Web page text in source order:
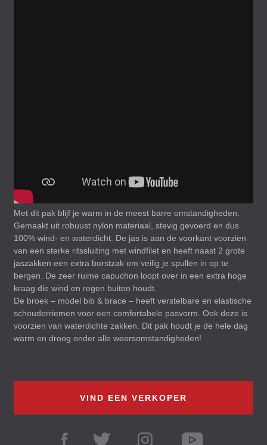
Met dit pak blijf je warm in de meest barre omstandigheden.
Gemaakt uit robuust nylon materiaal, stevig gevoerd en dus
100% wind- en waterdicht. De jas is aan de voorkant voorzien
van een sterke ritssluiting met windfilet en heeft naast 2 grote
jaszakken een extra borstzak om veilig je spullen in op te
bergen. De zeer ruime capuchon loopt over in een extra hoge
kraag die wind en regen buiten houdt.
De broek – model bib & brace – heeft verstelbare en elastische
schouderriemen voor een comfortabele pasvorm. Ook deze is
voorzien van waterdichte zakken. Dit pak houdt je de hele dag
warm en droog onder alle weersomstandigheden!
VIND EEN VERKOPER